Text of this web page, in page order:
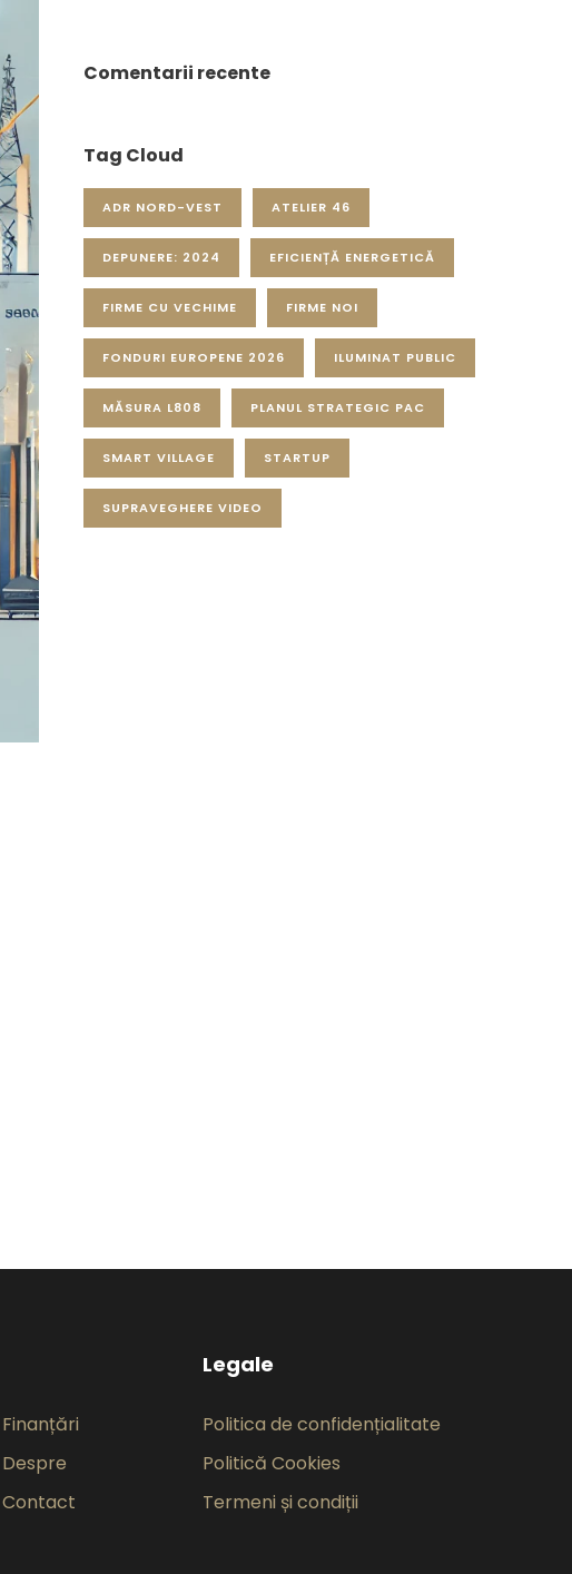
Comentarii recente
Tag Cloud
ADR NORD-VEST ATELIER 46
DEPUNERE: 2024 EFICIENȚĂ ENERGETICĂ
FIRME CU VECHIME FIRME NOI
FONDURI EUROPENE 2026 ILUMINAT PUBLIC
MĂSURA L808 PLANUL STRATEGIC PAC
SMART VILLAGE STARTUP
SUPRAVEGHERE VIDEO
Finanțări
Despre
Contact
Legale
Politica de confidențialitate
Politică Cookies
Termeni și condiții